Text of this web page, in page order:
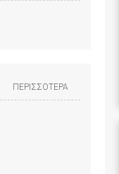
ΠΕΡΙΣΣΟΤΕΡΑ